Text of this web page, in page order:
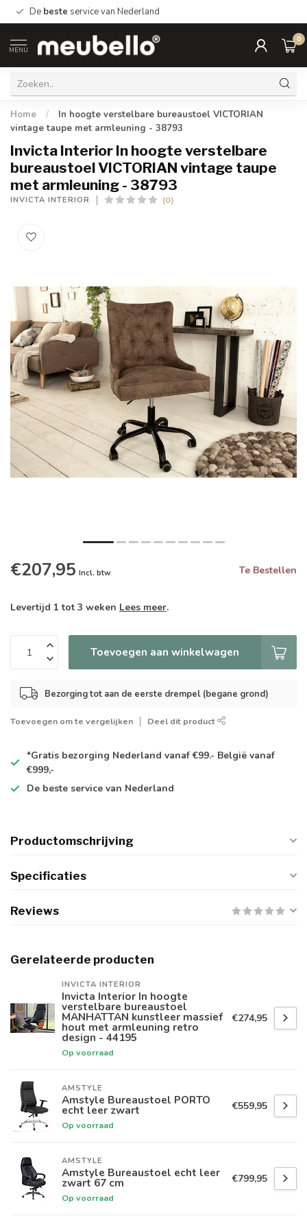
De beste service van Nederland
MENU
0
Home /
In hoogte verstelbare bureaustoel VICTORIAN
vintage taupe met armleuning - 38793
Invicta Interior In hoogte verstelbare
bureaustoel VICTORIAN vintage taupe
met armleuning - 38793
INVICTA INTERIOR (0)
€207,95 Incl. btw Te Bestellen
Levertijd 1 tot 3 weken Lees meer.
Toevoegen aan winkelwagen
Bezorging tot aan de eerste drempel (begane grond)
Toevoegen om te vergelijken Deel dit product
*Gratis bezorging Nederland vanaf €99.- België vanaf
€999,-
De beste service van Nederland
Productomschrijving
Specificaties
Reviews
Gerelateerde producten
INVICTA INTERIOR
Invicta Interior In hoogte
verstelbare bureaustoel
MANHATTAN kunstleer massief
hout met armleuning retro
design - 44195
Op voorraad
€274,95
AMSTYLE
Amstyle Bureaustoel PORTO
echt leer zwart
Op voorraad
€559,95
AMSTYLE
Amstyle Bureaustoel echt leer
zwart 67 cm
Op voorraad
€799,95